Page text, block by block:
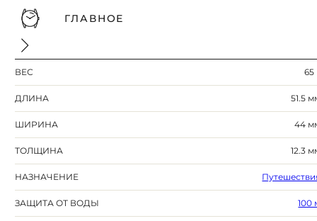
ГЛАВНОЕ
ВЕС 65
ДЛИНА 51.5
ШИРИНА 44
ТОЛЩИНА 12.3
НАЗНАЧЕНИЕ
ЗАЩИТА ОТ ВОДЫ 100